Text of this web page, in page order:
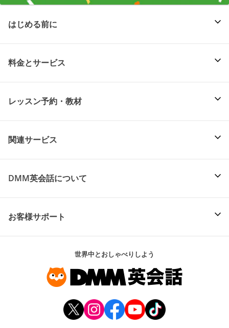
はじめる前に
料金とサービス
レッスン予約・教材
関連サービス
DMM英会話について
お客様サポート
世界中とおしゃべりしよう